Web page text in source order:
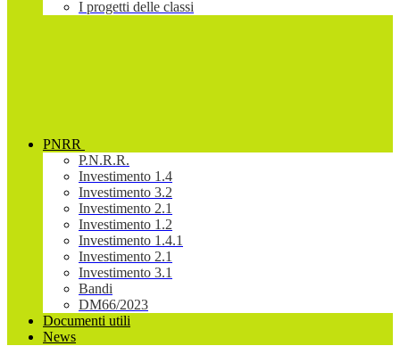
I progetti delle classi
PNRR
P.N.R.R.
Investimento 1.4
Investimento 3.2
Investimento 2.1
Investimento 1.2
Investimento 1.4.1
Investimento 2.1
Investimento 3.1
Bandi
DM66/2023
Documenti utili
News